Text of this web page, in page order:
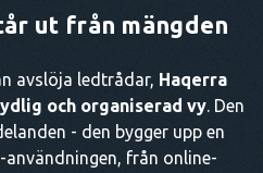
ut från mängden
avslöja ledtrådar, Haqerra
och organiserad vy. Den
- den bygger upp en
från online-